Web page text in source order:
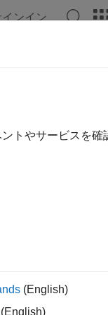
インイン
トやサービスを
(English)
(English)